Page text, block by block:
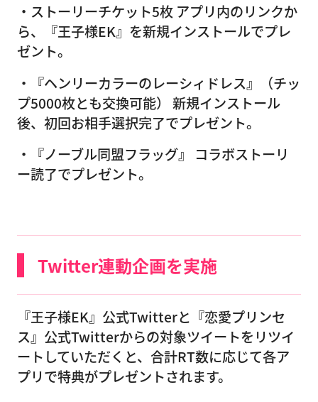
・ストーリーチケット5枚 アプリ内のリンクか
ら、『王子様EK』を新規インストールでプレ
ゼント。
・『ヘンリーカラーのレーシィドレス』（チッ
プ5000枚とも交換可能） 新規インストール
後、初回お相手選択完了でプレゼント。
・『ノーブル同盟フラッグ』 コラボストーリ
ー読了でプレゼント。
Twitter連動企画を実施
『王子様EK』公式Twitterと『恋愛プリンセ
ス』公式Twitterからの対象ツイートをリツイ
ートしていただくと、合計RT数に応じて各ア
プリで特典がプレゼントされます。